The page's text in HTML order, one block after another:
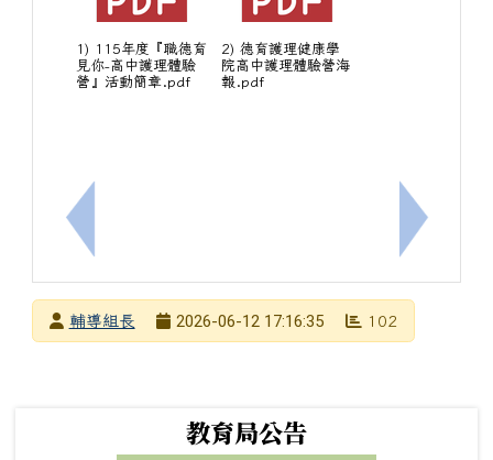
上一筆：[輔]檢送本局6月「劇場ART報馬仔」系列
1) 115年度『職德育
見你-高中護理體驗
營』活動簡章.pdf
2) 德育護理健康學
院高中護理體驗營海
報.pdf
下一筆：
發布者輔導組長
2026-06-12 17:16:35 102
教育局公告